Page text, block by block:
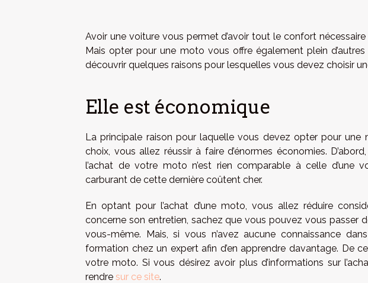
Avoir une voiture vous permet d’avoir tout le confort
Mais opter pour une moto vous offre également plein
découvrir quelques raisons pour lesquelles vous devez choisir
Elle est économique
La principale raison pour laquelle vous devez opter pour
choix, vous allez réussir à faire d’énormes économies.
l’achat de votre moto n’est rien comparable à celle d’une
carburant de cette dernière coûtent cher.
En optant pour l’achat d’une moto, vous allez réduire
concerne son entretien, sachez que vous pouvez vous passer
vous-même. Mais, si vous n’avez aucune connaissance
formation chez un expert afin d’en apprendre davantage. De
votre moto. Si vous désirez avoir plus d’informations sur
rendre sur ce site.